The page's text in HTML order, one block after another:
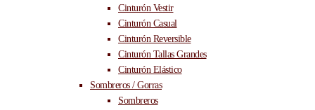
Cinturón Vestir
Cinturón Casual
Cinturón Reversible
Cinturón Tallas Grandes
Cinturón Elástico
Sombreros / Gorras
Sombreros